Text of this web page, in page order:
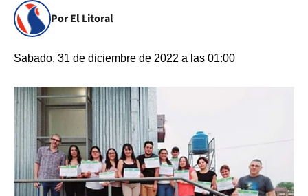
Por El Litoral
Sabado, 31 de diciembre de 2022 a las 01:00